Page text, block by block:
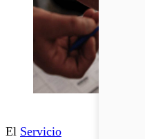
El Servicio